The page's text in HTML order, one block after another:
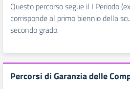
Questo percorso segue il I Periodo
corrisponde al primo biennio della
secondo grado.
Percorsi di Garanzia delle